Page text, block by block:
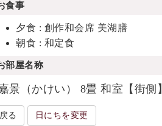
食事
夕食 : 創作和会席 美湖膳
朝食 : 和定食
部屋名称
景（かけい） 8畳 和室【街側】
戻る 日にちを変更